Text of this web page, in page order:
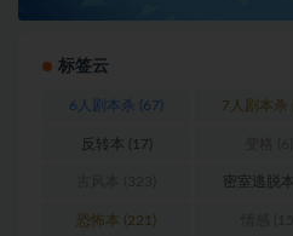
标签云
6人剧本杀 (67) 7人剧本杀
反转本 (17)
密室逃脱本
恐怖本 (221)